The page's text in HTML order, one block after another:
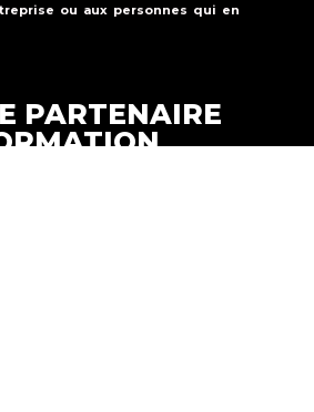
ou aux personnes qui en
PARTENAIRE